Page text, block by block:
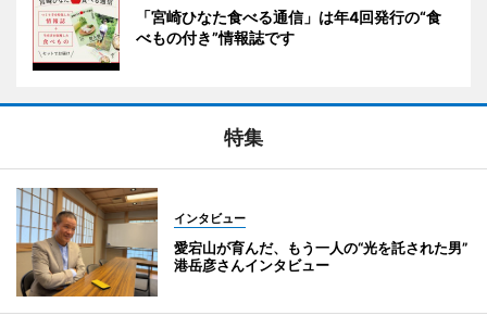
「宮崎ひなた食べる通信」は年4回発行の“食
べもの付き”情報誌です
特集
インタビュー
愛宕山が育んだ、もう一人の“光を託された男”
港岳彦さんインタビュー